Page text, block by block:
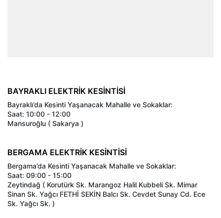
BAYRAKLI ELEKTRİK KESİNTİSİ
Bayraklı’da Kesinti Yaşanacak Mahalle ve Sokaklar:
Saat: 10:00 - 12:00
Mansuroğlu ( Sakarya )
BERGAMA ELEKTRİK KESİNTİSİ
Bergama’da Kesinti Yaşanacak Mahalle ve Sokaklar:
Saat: 09:00 - 15:00
Zeytindağ ( Korutürk Sk. Marangoz Halil Kubbeli Sk. Mimar
Sinan Sk. Yağcı FETHİ SEKİN Balcı Sk. Cevdet Sunay Cd. Ece
Sk. Yağcı Sk. )